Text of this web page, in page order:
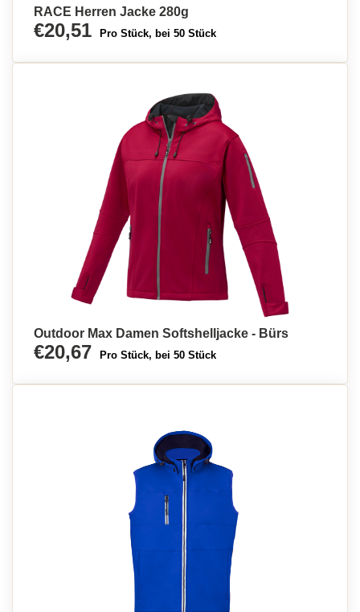
RACE Herren Jacke 280g
€20,51 Pro Stück, bei 50 Stück
Outdoor Max Damen Softshelljacke - Bürs
€20,67 Pro Stück, bei 50 Stück